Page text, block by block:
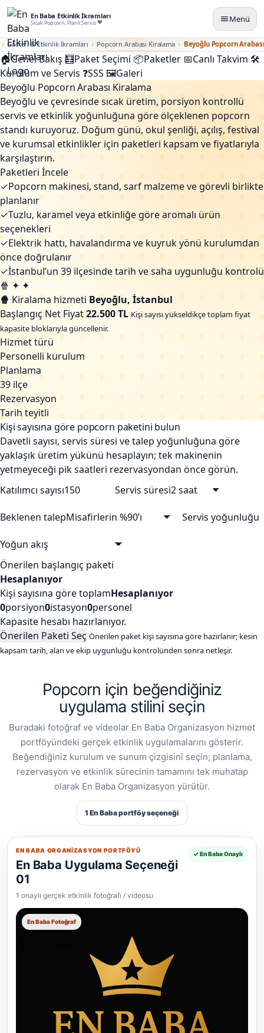
En Baba Etkinlik İkramları
Sıcak Popcorn, Planlı Servis Menü
Gösteri & Etkinlik İkramları Popcorn Arabası Kiralama Beyoğlu Popcorn
🏠Genel Bakış 🧮Paket Seçimi 📦Paketler 📅Canlı Takvim 🛠️
Kurulum ve Servis ❓SSS 🖼️Galeri
Beyoğlu Popcorn Arabası Kiralama
Beyoğlu ve çevresinde sıcak üretim, porsiyon kontrollü
servis ve etkinlik yoğunluğuna göre ölçeklenen popcorn
standı kuruyoruz. Doğum günü, okul şenliği, açılış, festival
ve kurumsal etkinlikler için paketleri kapsam ve fiyatlarıyla
karşılaştırın.
Paketleri İncele
✓Popcorn makinesi, stand, sarf malzeme ve görevli birlikte
planlanır
✓Tuzlu, karamel veya etkinliğe göre aromalı ürün
seçenekleri
✓Elektrik hattı, havalandırma ve kuyruk yönü kurulumdan
önce doğrulanır
✓İstanbul’un 39 ilçesinde tarih ve saha uygunluğu kontrolü
🍿 ✦ ✦
🍿 Kiralama hizmeti Beyoğlu, İstanbul
Başlangıç Net Fiyat22.500 TL Kişi sayısı yükseldikçe toplam fiyat
kapasite bloklarıyla güncellenir.
Hizmet türü
Personelli kurulum
Planlama
39 ilçe
Rezervasyon
Tarih teyitli
Kişi sayısına göre popcorn paketini bulun
Davetli sayısı, servis süresi ve talep yoğunluğuna göre
yaklaşık üretim yükünü hesaplayın; tek makinenin
yetmeyeceği pik saatleri rezervasyondan önce görün.
Katılımcı sayısı
Servis süresi
Beklenen talep Servis yoğunluğu
Önerilen başlangıç paketi
Hesaplanıyor
Kişi sayısına göre toplamHesaplanıyor
0porsiyon0istasyon0personel
Kapasite hesabı hazırlanıyor.
Önerilen Paketi Seç Önerilen paket kişi sayısına göre hazırlanır; kesin
kapsam tarih, alan ve ekip uygunluğu kontrolünden sonra netleşir.
Popcorn için beğendiğiniz
uygulama stilini seçin
Buradaki fotoğraf ve videolar En Baba Organizasyon hizmet
portföyündeki gerçek etkinlik uygulamalarını gösterir.
Beğendiğiniz kurulum ve sunum çizgisini seçin; planlama,
rezervasyon ve etkinlik sürecinin tamamını tek muhatap
olarak En Baba Organizasyon yürütür.
1 En Baba portföy seçeneği
EN BABA ORGANIZASYON PORTFÖYÜ
En Baba Uygulama Seçeneği
01
1 onaylı gerçek etkinlik fotoğrafı / videosu
✓ En Baba Onaylı
En Baba Fotoğraf